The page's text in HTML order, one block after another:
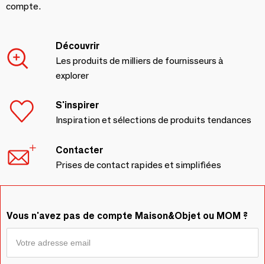
compte.
Découvrir
Les produits de milliers de fournisseurs à
explorer
S'inspirer
Inspiration et sélections de produits tendances
Contacter
Prises de contact rapides et simplifiées
Vous n'avez pas de compte Maison&Objet ou MOM ?